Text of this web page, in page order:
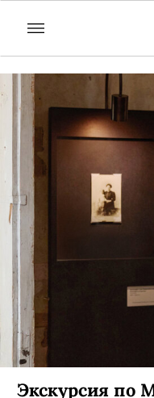
Экскурсия по